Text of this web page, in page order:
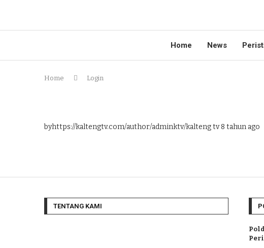
Home News
Home Login
byhttps://kaltengtv.com/author/adminktv/kalteng tv8 tahun ago
TENTANG KAMI